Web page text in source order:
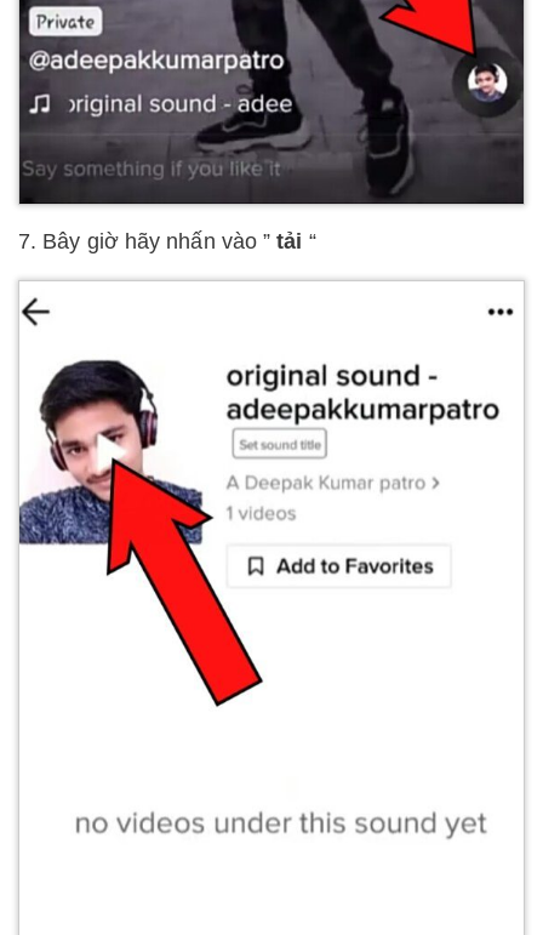
7. Bây giờ hãy nhấn vào ”tải “